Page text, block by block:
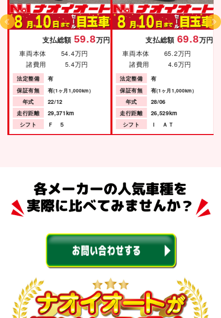
支払総額 59.8万円
車両本体
54.4万円
諸費用
5.4万円
法定整備
有
保証有無
有(1ヶ月1,000km)
年式
22/12
走行距離
29,371km
シフト
Ｆ ５
支払総額 69.8万円
車両本体
65.2万円
諸費用
4.6万円
法定整備
有
保証有無
有(1ヶ月1,000km)
年式
28/06
走行距離
26,529km
シフト
Ｉ ＡＴ